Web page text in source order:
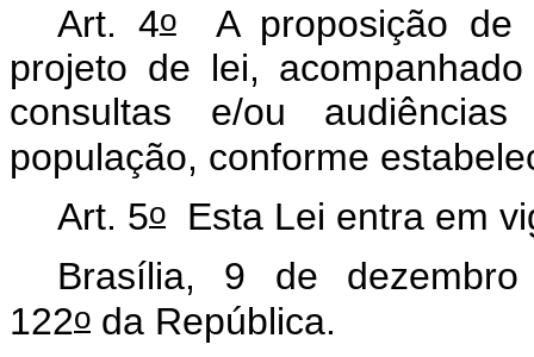
Art. 4oA proposição de
projeto de lei,
consultas e/ou
população, conforme
Art. 5o Esta Lei entra em
Brasília, 9 de dezembro
122o da República.